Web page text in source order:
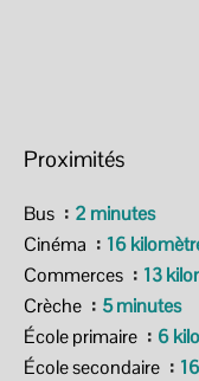
Proximités
Bus
2 minutes
Cinéma
16
Commerces
13
Crèche
5 minutes
École primaire
6
École secondaire